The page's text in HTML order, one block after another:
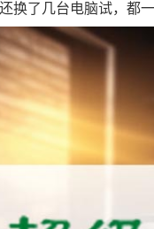
换了几台电脑试，都